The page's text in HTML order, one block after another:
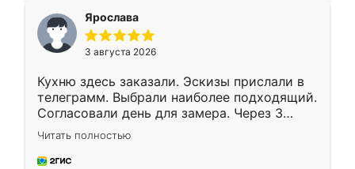
Ярослава
3 августа 2026
Кухню здесь заказали. Эскизы прислали в
телеграмм. Выбрали наиболее подходящий.
Согласовали день для замера. Через 3
недели кухня была уже готова. Остались
довольны работой. Спасибо Ренессанс
мебель за качественную работу!
Читать полностью